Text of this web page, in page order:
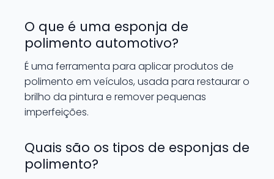
O que é uma esponja de
polimento automotivo?
É uma ferramenta para aplicar produtos de
polimento em veículos, usada para restaurar o
brilho da pintura e remover pequenas
imperfeições.
Quais são os tipos de esponjas de
polimento?